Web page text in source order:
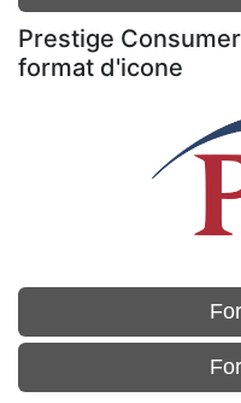
Prestige
format d'icone